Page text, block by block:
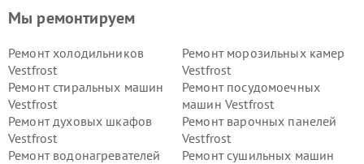
Мы ремонтируем
Ремонт холодильников
Vestfrost
Ремонт морозильных камер
Vestfrost
Ремонт стиральных машин
Vestfrost
Ремонт посудомоечных
машин Vestfrost
Ремонт духовых шкафов
Vestfrost
Ремонт варочных панелей
Vestfrost
Ремонт водонагревателей
Ремонт сушильных машин